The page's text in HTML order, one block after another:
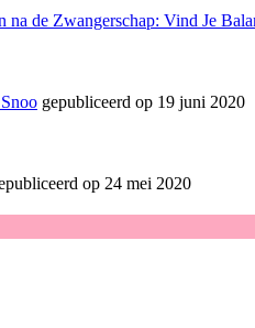
na de Zwangerschap: Vind Je
gepubliceerd op 19 juni 2020
op 24 mei 2020